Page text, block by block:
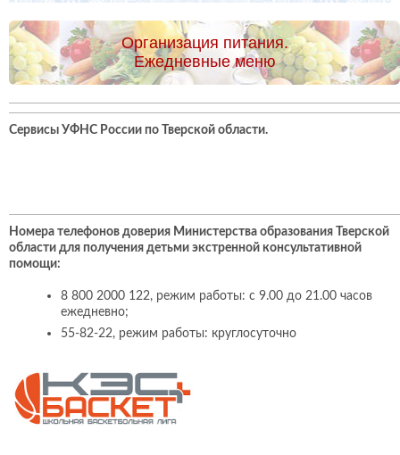
Организация питания.
Ежедневные меню
Сервисы УФНС России по Тверской области.
Номера телефонов доверия Министерства образования Тверской
области для получения детьми экстренной консультативной
помощи:
8 800 2000 122, режим работы: с 9.00 до 21.00 часов
ежедневно;
55-82-22, режим работы: круглосуточно